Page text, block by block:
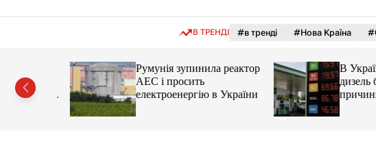
В ТРЕНДІ #в тренді #Нова Країна
цін і
Румунія зупинила реактор
АЕС і просить
електроенергію в України
В Україні
дизель
причини